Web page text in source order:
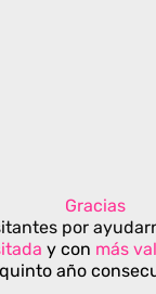
Gracias
por
y con más
quinto año